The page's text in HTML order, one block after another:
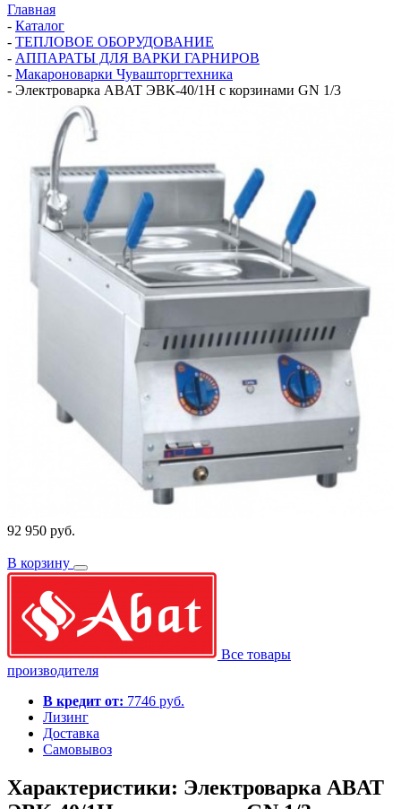
Главная
- Каталог
- ТЕПЛОВОЕ ОБОРУДОВАНИЕ
- АППАРАТЫ ДЛЯ ВАРКИ ГАРНИРОВ
- Макароноварки Чувашторгтехника
- Электроварка ABAT ЭВК-40/1Н с корзинами GN 1/3
92 950 руб.
В корзину
Все товары
производителя
В кредит от: 7746 руб.
Лизинг
Доставка
Самовывоз
Характеристики: Электроварка ABAT